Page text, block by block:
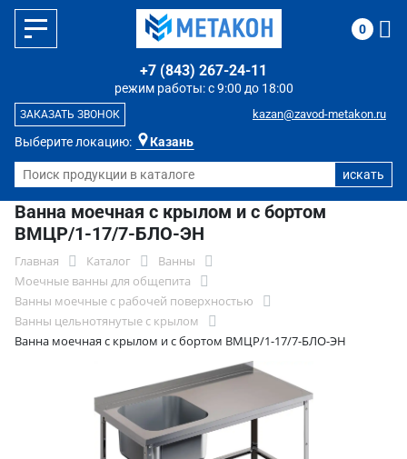
Выберите локацию: Казань
режим работы: с 9:00 до 18:00
+7 (843) 267-24-11
kazan@zavod-metakon.ru
ЗАКАЗАТЬ ЗВОНОК
0
Ванна моечная с крылом и с бортом
ВМЦР/1-17/7-БЛО-ЭН
Главная Каталог
Ванны
Моечные ванны для общепита
Ванны моечные с рабочей поверхностью
Ванны цельнотянутые с крылом
Ванна моечная с крылом и с бортом ВМЦР/1-17/7-БЛО-ЭН